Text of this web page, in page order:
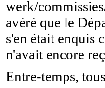
werk/
avéré que le
s'en était enquis
n'avait encore
Entre-temps,